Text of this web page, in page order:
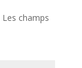
Les champs